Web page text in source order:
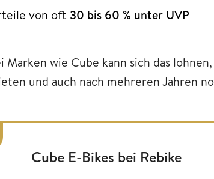
von oft 30 bis 60 % unter UVP
Marken wie Cube kann sich das
und auch nach mehreren Jahren
Cube E-Bikes bei Rebike